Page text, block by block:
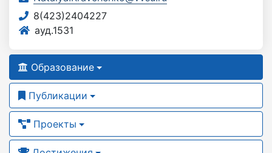
8(423)2404227
ауд.1531
Образование
Публикации
Проекты